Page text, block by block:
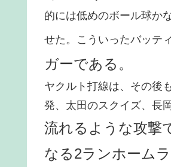
的には低めのボール球か
せた。こういったバッテ
ガーである。
ヤクルト打線は、その後
発、太田のスクイズ、長
流れるような攻撃
なる2ランホーム